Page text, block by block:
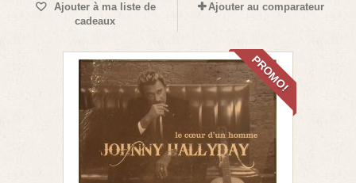
Ajouter à ma liste de
cadeaux
Ajouter au comparateur
PROMO!